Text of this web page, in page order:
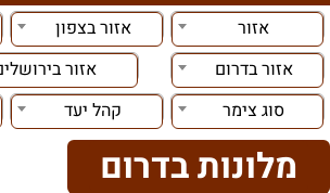
אזור
אזור בצפון
אזור בדרום
אזור
סוג צימר
קהל יעד
מלונות בדרום